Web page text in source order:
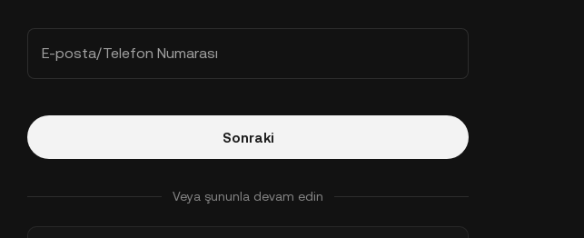
E-posta/Telefon Numarası
Sonraki
Veya şununla devam edin